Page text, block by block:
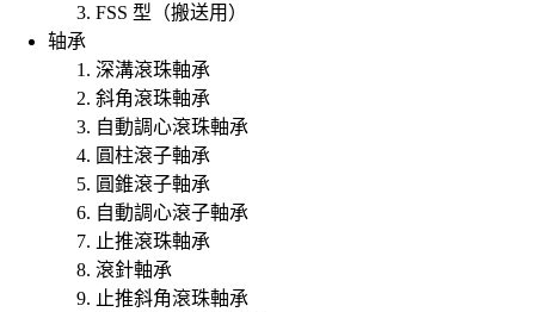
FSS 型（搬送用）
轴承
深溝滾珠軸承
斜角滾珠軸承
自動調心滾珠軸承
圓柱滾子軸承
圓錐滾子軸承
自動調心滾子軸承
止推滾珠軸承
滾針軸承
止推斜角滾珠軸承